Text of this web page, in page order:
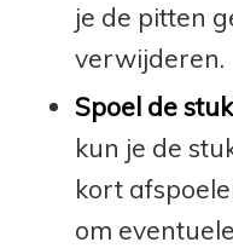
je de pitten
verwijderen.
Spoel de
kun je de
kort
om